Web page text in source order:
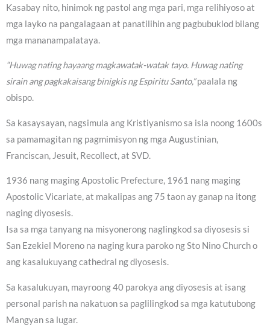
Kasabay nito, hinimok ng pastol ang mga pari, mga relihiyoso at
mga layko na pangalagaan at panatilihin ang pagbubuklod bilang
mga mananampalataya.
“Huwag nating hayaang magkawatak-watak tayo. Huwag nating
sirain ang pagkakaisang binigkis ng Espiritu Santo,”paalala ng
obispo.
Sa kasaysayan, nagsimula ang Kristiyanismo sa isla noong 1600s
sa pamamagitan ng pagmimisyon ng mga Augustinian,
Franciscan, Jesuit, Recollect, at SVD.
1936 nang maging Apostolic Prefecture, 1961 nang maging
Apostolic Vicariate, at makalipas ang 75 taon ay ganap na itong
naging diyosesis.
Isa sa mga tanyang na misyonerong naglingkod sa diyosesis si
San Ezekiel Moreno na naging kura paroko ng Sto Nino Church o
ang kasalukuyang cathedral ng diyosesis.
Sa kasalukuyan, mayroong 40 parokya ang diyosesis at isang
personal parish na nakatuon sa paglilingkod sa mga katutubong
Mangyan sa lugar.